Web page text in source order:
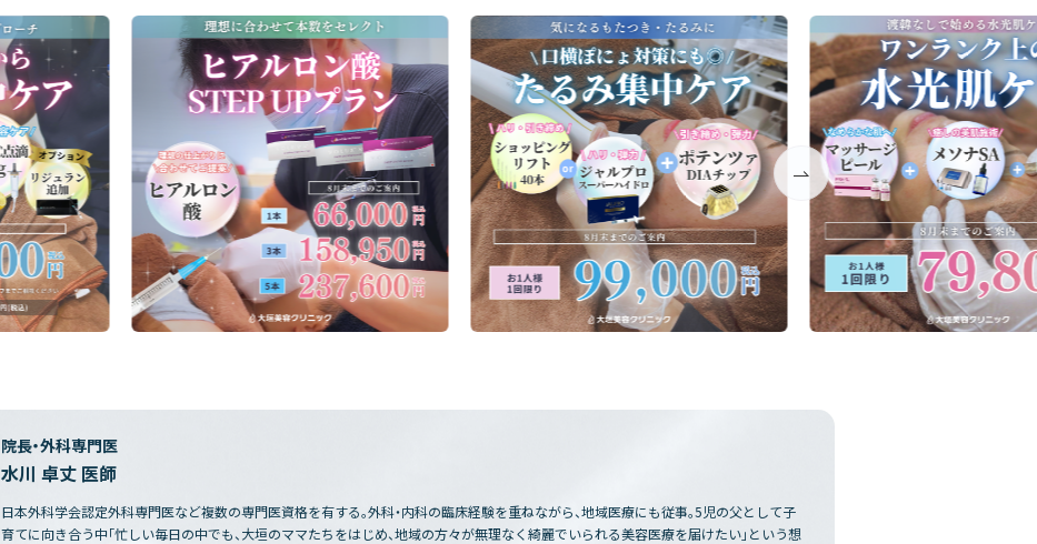
院長・外科専門医
水川 卓丈 医師
日本外科学会認定外科専門医など複数の専門医資格を有する。外科・内科の臨床経験を重ねながら、地域医療にも従事。5児の父として子
育てに向き合う中「忙しい毎日の中でも、大垣のママたちをはじめ、地域の方々が無理なく綺麗でいられる美容医療を届けたい」という想